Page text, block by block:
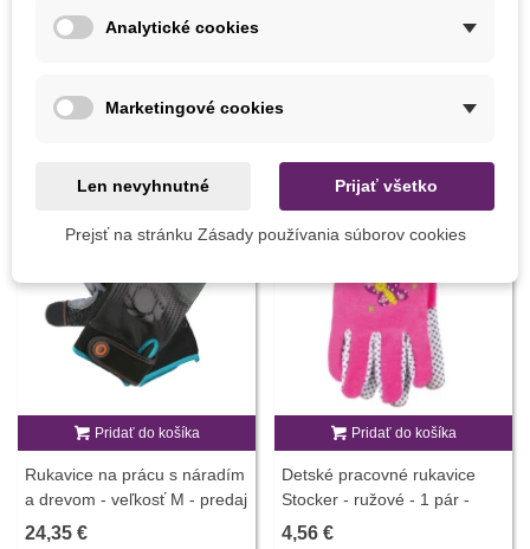
8 INÝCH PRODUKTOV V TEJ ISTEJ KATEGÓRII:
Pridať do košíka
Rukavice na prácu s náradím
a drevom - veľkosť M - predaj
pracovných rukavíc - 1 ks
24,35 €
Pridať do košíka
Detské pracovné rukavice
Stocker - ružové - 1 pár -
pomôcky na pestovanie
4,56 €
Analytické cookies
Marketingové cookies
Len nevyhnutné Prijať všetko
Prejsť na stránku Zásady používania súborov cookies